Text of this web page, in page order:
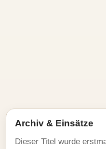
Archiv & Einsätze
Dieser Titel wurde